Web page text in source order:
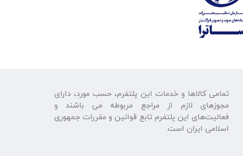
تمامی كالاها و خدمات اين پلتفرم، حسب مورد، دارای
مجوزهای لازم از مراجع مربوطه می باشند و
فعاليت‌های اين پلتفرم تابع قوانين و مقررات جمهوری
اسلامی ايران است.